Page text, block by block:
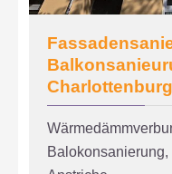
Charlottenburg